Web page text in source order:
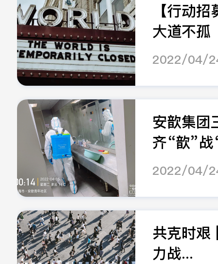
【行动
大道不孤
2022/04/
安歆集团
齐“歆”战
2022/04/
共克时艰
力战...